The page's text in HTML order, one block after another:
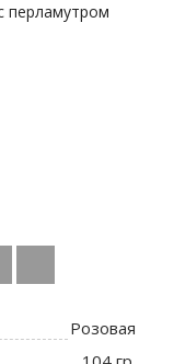
перламутром
Розовая